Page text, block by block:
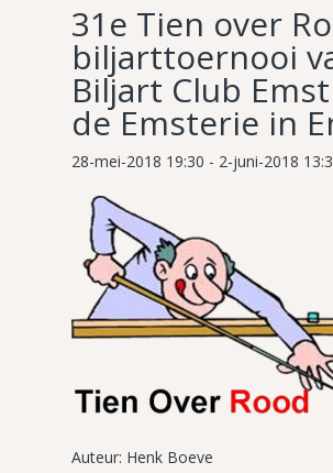
31e Tien over
biljarttoernooi
Biljart Club
de Emsterie in
28-mei-2018 19:30 - 2-juni-2018
Auteur: Henk Boeve